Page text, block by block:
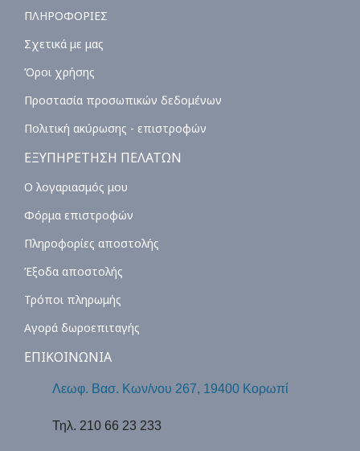
ΠΛΗΡΟΦΟΡΙΕΣ
Σχετικά με μας
Όροι χρήσης
Προστασία προσωπικών δεδομένων
Πολιτική ακύρωσης - επιστροφών
ΕΞΥΠΗΡΕΤΗΣΗ ΠΕΛΑΤΩΝ
Ο λογαριασμός μου
Φόρμα επιστροφών
Πληροφορίες αποστολής
Έξοδα αποστολής
Τρόποι πληρωμής
Αγορά δωροεπιταγής
ΕΠΙΚΟΙΝΩΝΙΑ
Λεωφ. Βασ. Κων/νου 267, 19400 Κορωπί
Τηλ. 210 66 23 233